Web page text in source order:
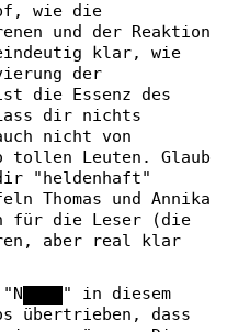
wie die
und der Reaktion
klar, wie
der
die Essenz des
dir nichts
nicht von
tollen Leuten. Glaub
"heldenhaft"
Thomas und Annika
für die Leser (die
aber real klar
"N████" in diesem
übertrieben, dass